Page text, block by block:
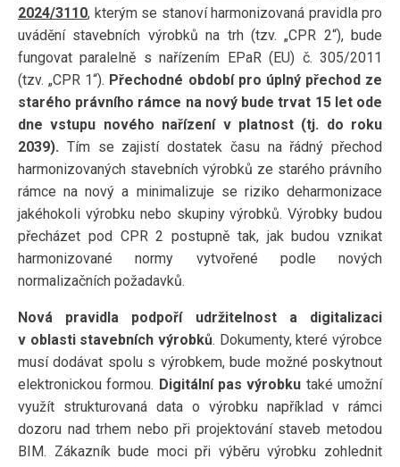
2024/3110, kterým se stanoví harmonizovaná pravidla pro
uvádění stavebních výrobků na trh (tzv. „CPR 2“), bude
fungovat paralelně s nařízením EPaR (EU) č. 305/2011
(tzv. „CPR 1“). Přechodné období pro úplný přechod ze
starého právního rámce na nový bude trvat 15 let ode
dne vstupu nového nařízení v platnost (tj. do roku
2039). Tím se zajistí dostatek času na řádný přechod
harmonizovaných stavebních výrobků ze starého právního
rámce na nový a minimalizuje se riziko deharmonizace
jakéhokoli výrobku nebo skupiny výrobků. Výrobky budou
přecházet pod CPR 2 postupně tak, jak budou vznikat
harmonizované normy vytvořené podle nových
normalizačních požadavků.
Nová pravidla podpoří udržitelnost a digitalizaci
v oblasti stavebních výrobků. Dokumenty, které výrobce
musí dodávat spolu s výrobkem, bude možné poskytnout
elektronickou formou. Digitální pas výrobku také umožní
využít strukturovaná data o výrobku například v rámci
dozoru nad trhem nebo při projektování staveb metodou
BIM. Zákazník bude moci při výběru výrobku zohlednit